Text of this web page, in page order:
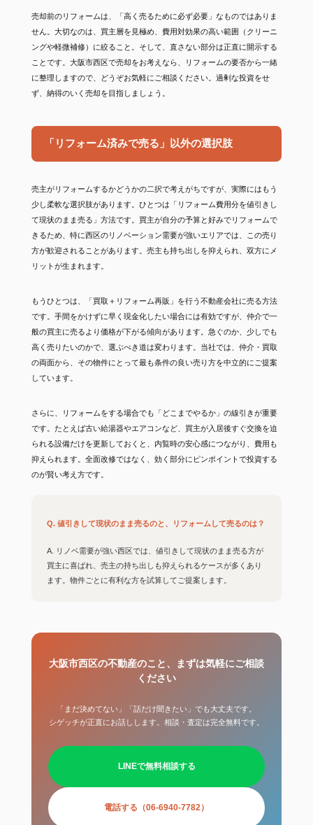
売却前のリフォームは、「高く売るために必ず必要」なものではありま
せん。大切なのは、買主層を見極め、費用対効果の高い範囲（クリーニ
ングや軽微補修）に絞ること。そして、直さない部分は正直に開示する
ことです。大阪市西区で売却をお考えなら、リフォームの要否から一緒
に整理しますので、どうぞお気軽にご相談ください。過剰な投資をせ
ず、納得のいく売却を目指しましょう。
「リフォーム済みで売る」以外の選択肢
売主がリフォームするかどうかの二択で考えがちですが、実際にはもう
少し柔軟な選択肢があります。ひとつは「リフォーム費用分を値引きし
て現状のまま売る」方法です。買主が自分の予算と好みでリフォームで
きるため、特に西区のリノベーション需要が強いエリアでは、この売り
方が歓迎されることがあります。売主も持ち出しを抑えられ、双方にメ
リットが生まれます。
もうひとつは、「買取＋リフォーム再販」を行う不動産会社に売る方法
です。手間をかけずに早く現金化したい場合には有効ですが、仲介で一
般の買主に売るより価格が下がる傾向があります。急ぐのか、少しでも
高く売りたいのかで、選ぶべき道は変わります。当社では、仲介・買取
の両面から、その物件にとって最も条件の良い売り方を中立的にご提案
しています。
さらに、リフォームをする場合でも「どこまでやるか」の線引きが重要
です。たとえば古い給湯器やエアコンなど、買主が入居後すぐ交換を迫
られる設備だけを更新しておくと、内覧時の安心感につながり、費用も
抑えられます。全面改修ではなく、効く部分にピンポイントで投資する
のが賢い考え方です。
Q. 値引きして現状のまま売るのと、リフォームして売るのは？
A. リノベ需要が強い西区では、値引きして現状のまま売る方が
買主に喜ばれ、売主の持ち出しも抑えられるケースが多くあり
ます。物件ごとに有利な方を試算してご提案します。
大阪市西区の不動産のこと、まずは気軽にご相談
ください
「まだ決めてない」「話だけ聞きたい」でも大丈夫です。
シゲッチが正直にお話しします。相談・査定は完全無料です。
LINEで無料相談する
電話する（06-6940-7782）